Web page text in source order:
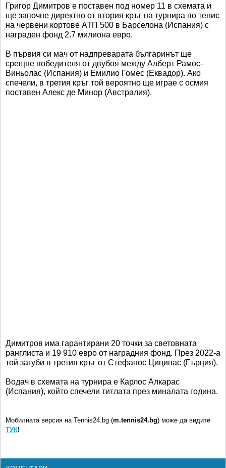
Григор Димитров е поставен под номер 11 в схемата и
ще започне директно от втория кръг на турнира по тенис
на червени кортове АТП 500 в Барселона (Испания) с
награден фонд 2.7 милиона евро.
В първия си мач от надпреварата българинът ще
срещне победителя от двубоя между Алберт Рамос-
Виньолас (Испания) и Емилио Гомес (Еквадор). Ако
спечели, в третия кръг той вероятно ще играе с осмия
поставен Алекс де Минор (Австралия).
Димитров има гарантирани 20 точки за световната
ранглиста и 19 910 евро от наградния фонд. През 2022-а
той загуби в третия кръг от Стефанос Циципас (Гърция).
Водач в схемата на турнира е Карлос Алкарас
(Испания), който спечели титлата през миналата година.
Мобилната версия на Tennis24.bg (m.tennis24.bg) може да видите
ТУК!